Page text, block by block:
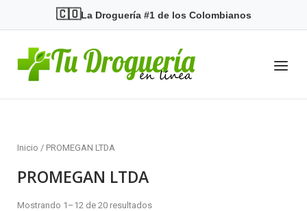
🇨🇴La Droguería #1 de los Colombianos
Home
Menu
Inicio / PROMEGAN LTDA
PROMEGAN LTDA
Mostrando 1–12 de 20 resultados